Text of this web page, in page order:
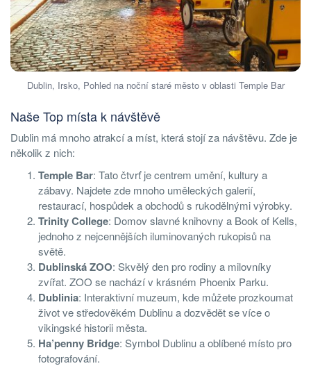
Dublin, Irsko, Pohled na noční staré město v oblasti Temple Bar
Naše Top místa k návštěvě
Dublin má mnoho atrakcí a míst, která stojí za návštěvu. Zde je
několik z nich:
Temple Bar: Tato čtvrť je centrem umění, kultury a
zábavy. Najdete zde mnoho uměleckých galerií,
restaurací, hospůdek a obchodů s rukodělnými výrobky.
Trinity College: Domov slavné knihovny a Book of Kells,
jednoho z nejcennějších iluminovaných rukopisů na
světě.
Dublinská ZOO: Skvělý den pro rodiny a milovníky
zvířat. ZOO se nachází v krásném Phoenix Parku.
Dublinia: Interaktivní muzeum, kde můžete prozkoumat
život ve středověkém Dublinu a dozvědět se více o
vikingské historii města.
Ha’penny Bridge: Symbol Dublinu a oblíbené místo pro
fotografování.